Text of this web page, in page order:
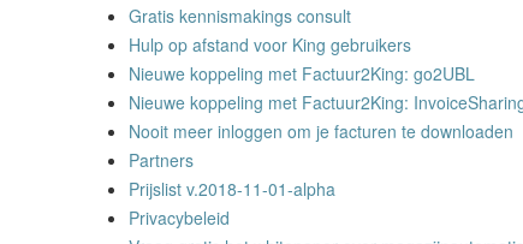
Gratis kennismakings consult
Hulp op afstand voor King gebruikers
Nieuwe koppeling met Factuur2King: go2UBL
Nieuwe koppeling met Factuur2King:
Nooit meer inloggen om je facturen te downloaden
Partners
Prijslist v.2018-11-01-alpha
Privacybeleid